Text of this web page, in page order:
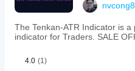
The Tenkan-ATR Indicator is
indicator for Traders. SALE
4.0 (1)